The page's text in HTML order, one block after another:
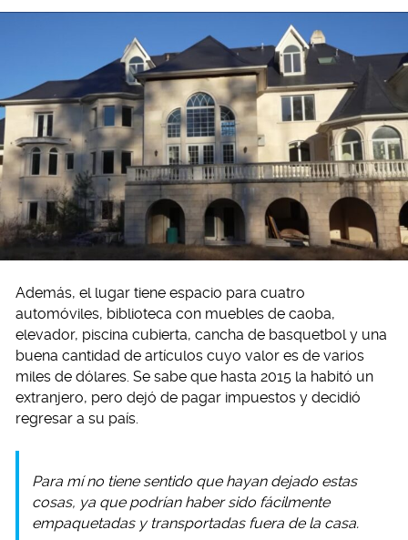
Además, el lugar tiene espacio para cuatro
automóviles, biblioteca con muebles de caoba,
elevador, piscina cubierta, cancha de basquetbol y una
buena cantidad de artículos cuyo valor es de varios
miles de dólares. Se sabe que hasta 2015 la habitó un
extranjero, pero dejó de pagar impuestos y decidió
regresar a su país.
Para mí no tiene sentido que hayan dejado estas
cosas, ya que podrían haber sido fácilmente
empaquetadas y transportadas fuera de la casa.